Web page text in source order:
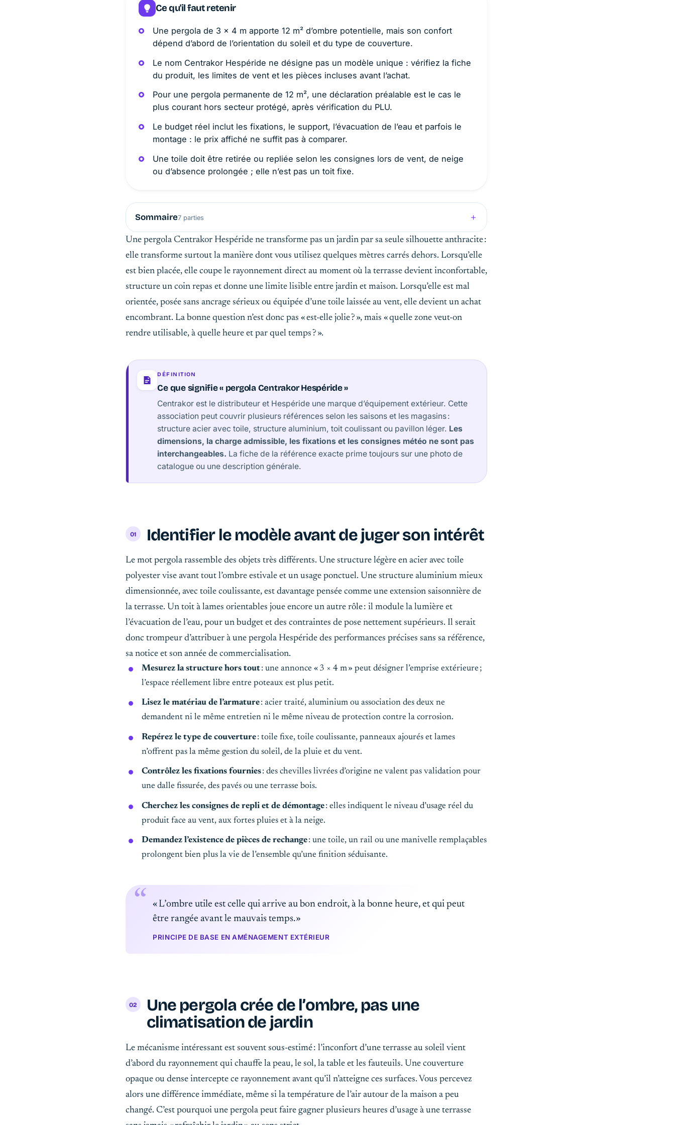
Ce qu'il faut retenir
Une pergola de 3 × 4 m apporte 12 m² d’ombre potentielle, mais son confort
dépend d’abord de l’orientation du soleil et du type de couverture.
Le nom Centrakor Hespéride ne désigne pas un modèle unique : vérifiez la fiche
du produit, les limites de vent et les pièces incluses avant l’achat.
Pour une pergola permanente de 12 m², une déclaration préalable est le cas le
plus courant hors secteur protégé, après vérification du PLU.
Le budget réel inclut les fixations, le support, l’évacuation de l’eau et parfois le
montage : le prix affiché ne suffit pas à comparer.
Une toile doit être retirée ou repliée selon les consignes lors de vent, de neige
ou d’absence prolongée ; elle n’est pas un toit fixe.
Sommaire7 parties
Une pergola Centrakor Hespéride ne transforme pas un jardin par sa seule silhouette anthracite :
elle transforme surtout la manière dont vous utilisez quelques mètres carrés dehors. Lorsqu’elle
est bien placée, elle coupe le rayonnement direct au moment où la terrasse devient inconfortable,
structure un coin repas et donne une limite lisible entre jardin et maison. Lorsqu’elle est mal
orientée, posée sans ancrage sérieux ou équipée d’une toile laissée au vent, elle devient un achat
encombrant. La bonne question n’est donc pas « est-elle jolie ? », mais « quelle zone veut-on
rendre utilisable, à quelle heure et par quel temps ? ».
DÉFINITION
Ce que signifie « pergola Centrakor Hespéride »
Centrakor est le distributeur et Hespéride une marque d’équipement extérieur. Cette
association peut couvrir plusieurs références selon les saisons et les magasins :
structure acier avec toile, structure aluminium, toit coulissant ou pavillon léger. Les
dimensions, la charge admissible, les fixations et les consignes météo ne sont pas
interchangeables. La fiche de la référence exacte prime toujours sur une photo de
catalogue ou une description générale.
Identifier le modèle avant de juger son intérêt
Le mot pergola rassemble des objets très différents. Une structure légère en acier avec toile
polyester vise avant tout l’ombre estivale et un usage ponctuel. Une structure aluminium mieux
dimensionnée, avec toile coulissante, est davantage pensée comme une extension saisonnière de
la terrasse. Un toit à lames orientables joue encore un autre rôle : il module la lumière et
l’évacuation de l’eau, pour un budget et des contraintes de pose nettement supérieurs. Il serait
donc trompeur d’attribuer à une pergola Hespéride des performances précises sans sa référence,
sa notice et son année de commercialisation.
Mesurez la structure hors tout: une annonce « 3 × 4 m » peut désigner l’emprise extérieure ;
l’espace réellement libre entre poteaux est plus petit.
Lisez le matériau de l’armature: acier traité, aluminium ou association des deux ne
demandent ni le même entretien ni le même niveau de protection contre la corrosion.
Repérez le type de couverture: toile fixe, toile coulissante, panneaux ajourés et lames
n’offrent pas la même gestion du soleil, de la pluie et du vent.
Contrôlez les fixations fournies: des chevilles livrées d’origine ne valent pas validation pour
une dalle fissurée, des pavés ou une terrasse bois.
Cherchez les consignes de repli et de démontage: elles indiquent le niveau d’usage réel du
produit face au vent, aux fortes pluies et à la neige.
Demandez l’existence de pièces de rechange: une toile, un rail ou une manivelle remplaçables
prolongent bien plus la vie de l’ensemble qu’une finition séduisante.
« L’ombre utile est celle qui arrive au bon endroit, à la bonne heure, et qui peut
être rangée avant le mauvais temps. »
PRINCIPE DE BASE EN AMÉNAGEMENT EXTÉRIEUR
Une pergola crée de l’ombre, pas une
climatisation de jardin
Le mécanisme intéressant est souvent sous-estimé : l’inconfort d’une terrasse au soleil vient
d’abord du rayonnement qui chauffe la peau, le sol, la table et les fauteuils. Une couverture
opaque ou dense intercepte ce rayonnement avant qu’il n’atteigne ces surfaces. Vous percevez
alors une différence immédiate, même si la température de l’air autour de la maison a peu
changé. C’est pourquoi une pergola peut faire gagner plusieurs heures d’usage à une terrasse